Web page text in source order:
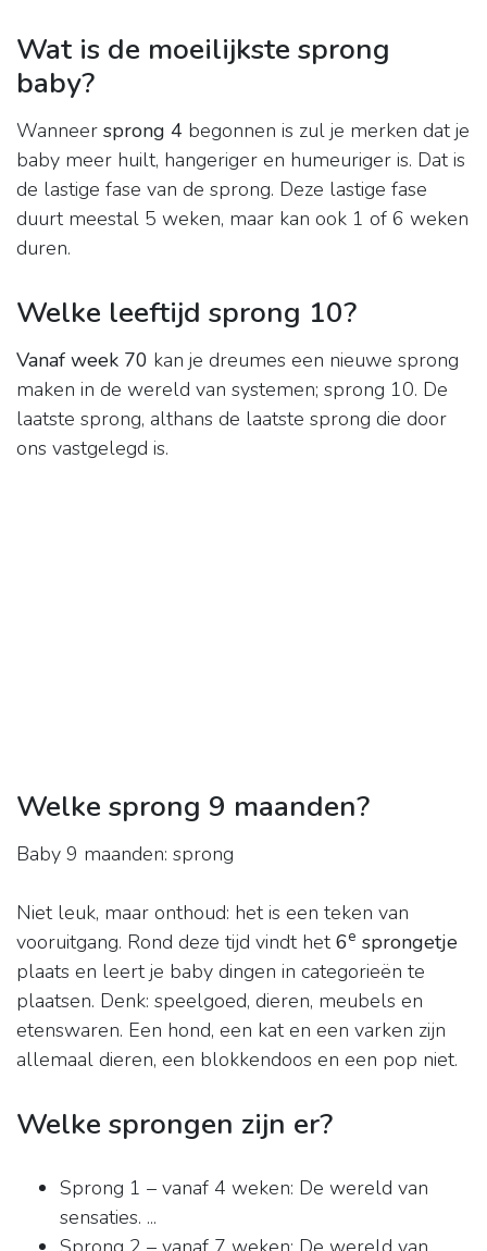
Wat is de moeilijkste sprong
baby?
Wanneer sprong 4 begonnen is zul je merken dat je
baby meer huilt, hangeriger en humeuriger is. Dat is
de lastige fase van de sprong. Deze lastige fase
duurt meestal 5 weken, maar kan ook 1 of 6 weken
duren.
Welke leeftijd sprong 10?
Vanaf week 70 kan je dreumes een nieuwe sprong
maken in de wereld van systemen; sprong 10. De
laatste sprong, althans de laatste sprong die door
ons vastgelegd is.
Welke sprong 9 maanden?
Baby 9 maanden: sprong
Niet leuk, maar onthoud: het is een teken van
vooruitgang. Rond deze tijd vindt het6e sprongetje
plaats en leert je baby dingen in categorieën te
plaatsen. Denk: speelgoed, dieren, meubels en
etenswaren. Een hond, een kat en een varken zijn
allemaal dieren, een blokkendoos en een pop niet.
Welke sprongen zijn er?
Sprong 1 – vanaf 4 weken: De wereld van
sensaties. ...